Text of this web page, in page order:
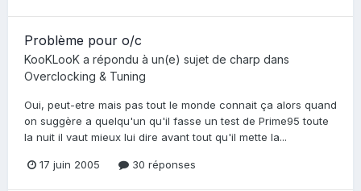
Problème pour o/c
KooKLooK a répondu à un(e) sujet de charp dans
Overclocking & Tuning
Oui, peut-etre mais pas tout le monde connait ça alors quand
on suggère a quelqu'un qu'il fasse un test de Prime95 toute
la nuit il vaut mieux lui dire avant tout qu'il mette la...
17 juin 2005 30 réponses